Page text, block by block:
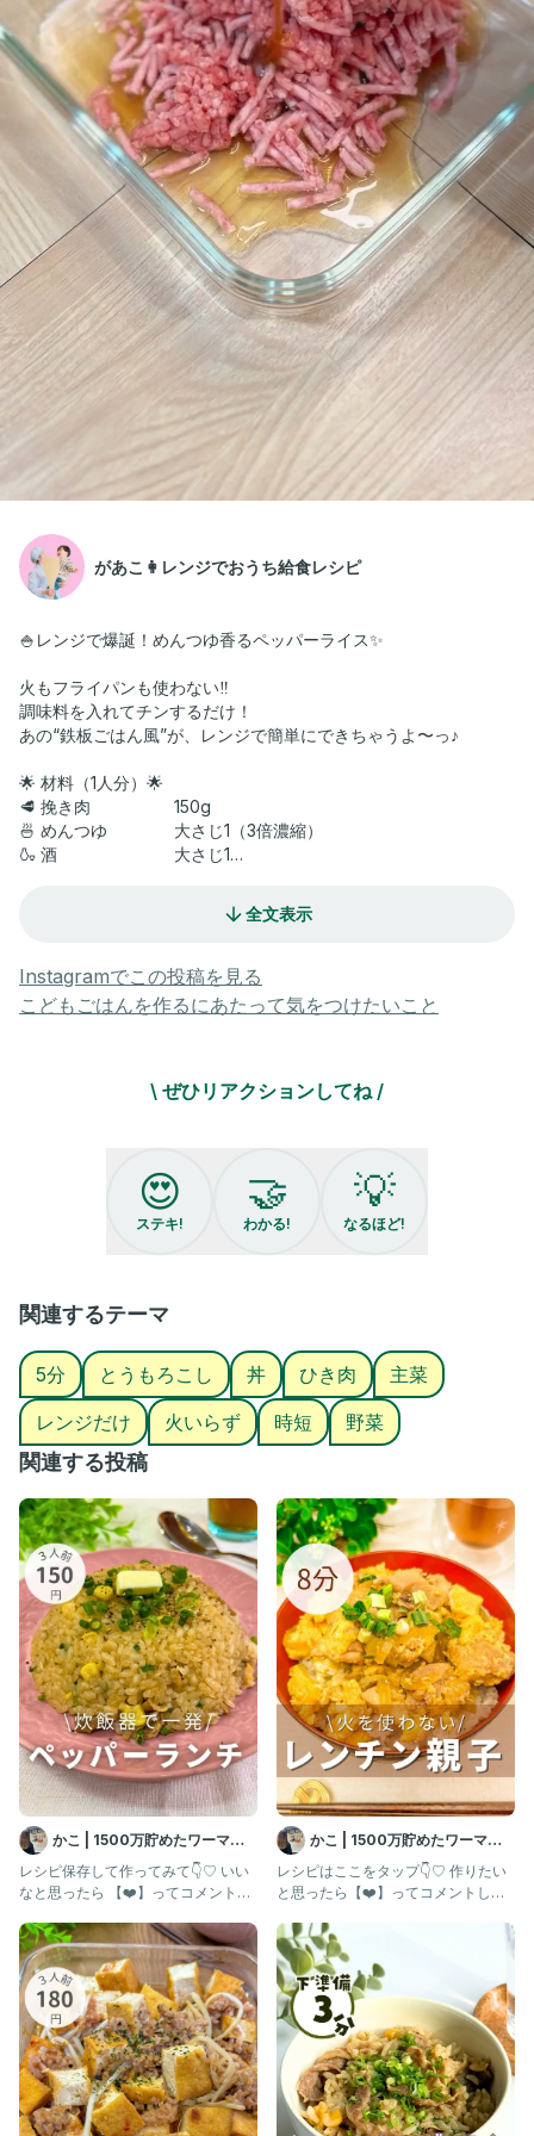
があこ👩レンジでおうち給食レシピ
🍚レンジで爆誕！めんつゆ香るペッパーライス✨
火もフライパンも使わない‼️
調味料を入れてチンするだけ！
あの“鉄板ごはん風”が、レンジで簡単にできちゃうよ〜っ♪
🌟 材料（1人分）🌟
🥩 挽き肉 150g
🍜 めんつゆ 大さじ1（3倍濃縮）
🍶 酒 大さじ1
🧄 しょうが 小さじ1/2（チューブOK）
🧄 にんにく 小さじ1/2（チューブOK）
🍚 ごはん 1合分（温かいもの）
🌽 コーン 適量（お好みで）
🟢 青ねぎ 適量（お好みで）
④ 上にコーン＆青ねぎ＆ブラックペッパーをのせて完成✨
・めんつゆ×焼肉のタレで旨みガッツリ！
・仕上げはお好みトッピングでアレンジ無限♪
🍽️ 家にある「めんつゆ」で作る満足ごはん‼️
忙しい日でも、胃袋も心もガッツリ満たされちゃうよ♡
最後まで見てくれてありがとう♪
元給食のおばちゃんがレンジだけで作れる簡単レシピを発信中
👩‍🍳
ストーリーでは日常＆お得情報もお届け📢
子どものお腹を満たした〜い！
子育て中のママ👩パパ👨募集中💡
レンジで楽して胃袋つかもう💪
#レンチン #時短 #子供ごはん #子供喜ぶごはん #電子レンジレシ
ピ
全文表示
Instagramでこの投稿を見る
こどもごはんを作るにあたって気をつけたいこと
\ ぜひリアクションしてね /
😍
ステキ!
🤝
わかる!
💡
なるほど!
関連するテーマ
5分 とうもろこし 丼 ひき肉
主菜
レンジだけ
火いらず 時短 野菜
関連する投稿
かこ | 1500万貯めたワーママ
の節約ごはん
レシピ保存して作ってみて👇♡ いい
なと思ったら 【❤️】ってコメントく
かこ | 1500万貯めたワーママ
の節約ごはん
レシピはここをタップ👇♡ 作りたい
と思ったら【❤️】ってコメントして